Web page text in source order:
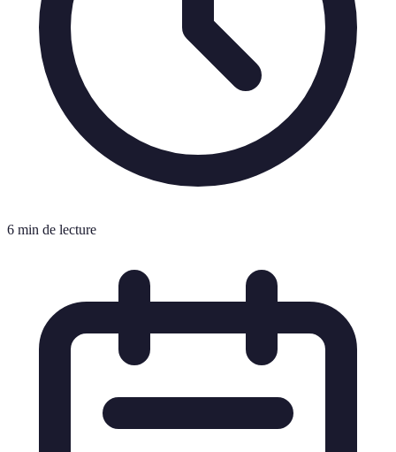
6 min de lecture